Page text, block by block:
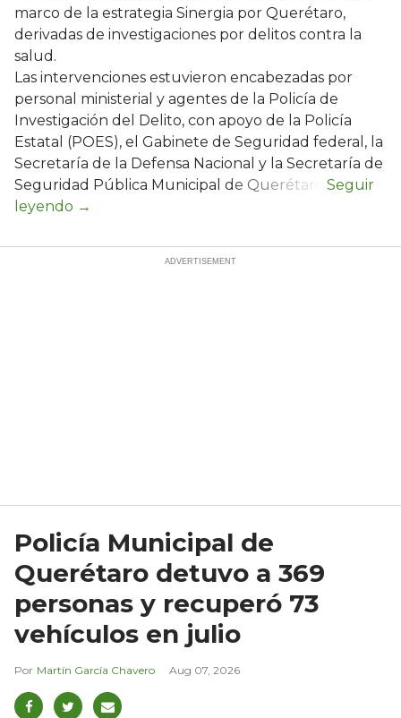
marco de la estrategia Sinergia por Querétaro,
derivadas de investigaciones por delitos contra la
salud.
Las intervenciones estuvieron encabezadas por
personal ministerial y agentes de la Policía de
Investigación del Delito, con apoyo de la Policía
Estatal (POES), el Gabinete de Seguridad federal, la
Secretaría de la Defensa Nacional y la Secretaría de
Seguridad Pública Municipal de Querétaro.
Policía Municipal de
Querétaro detuvo a 369
personas y recuperó 73
vehículos en julio
Martín García Chavero Aug 07, 2026